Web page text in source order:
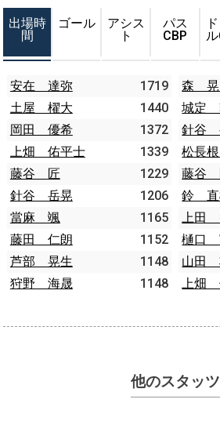
出場時
間
ゴール
アシス
ト
パス
CBP
安在 達弥
1719
土屋 櫂大
1440
岡田 優希
1372
上畑 佑平士
1339
藤谷 匠
1229
針谷 岳晃
1206
當麻 颯
1165
藤田 仁朗
1152
芦部 晃生
1148
狩野 海晟
1148
森 晃
城定
針谷
松長
藤谷
鈴 直
上田
樋口
山田
上畑
他のスタッツ